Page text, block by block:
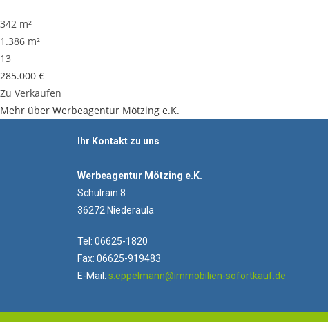
342 m²
1.386 m²
13
285.000 €
Zu Verkaufen
Mehr über Werbeagentur Mötzing e.K.
Ihr Kontakt zu uns
Werbeagentur Mötzing e.K.
Schulrain 8
36272 Niederaula
Tel: 06625-1820
Fax: 06625-919483
E-Mail: s.eppelmann@immobilien-sofortkauf.de